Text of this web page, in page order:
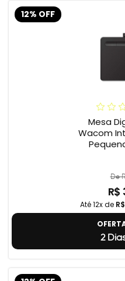
12% OFF
Mesa
Wacom
De
R$
Até 12x de
2